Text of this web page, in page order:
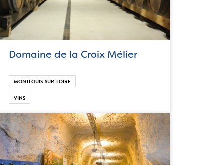
Domaine de la Croix Mélier
MONTLOUIS-SUR-LOIRE
VINS